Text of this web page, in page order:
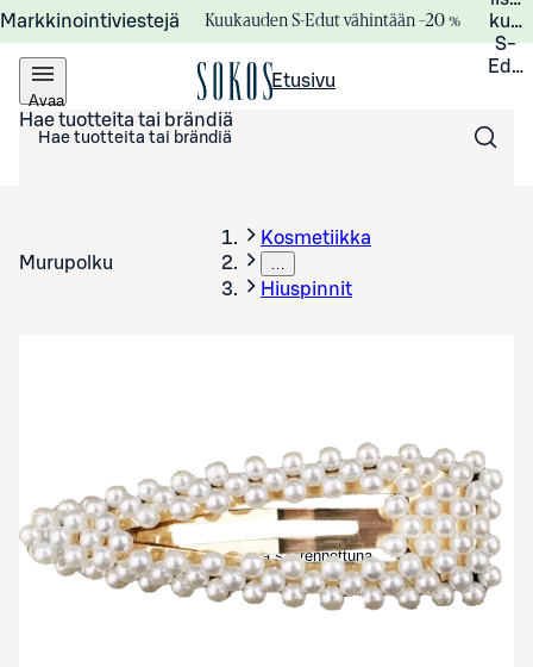
Markkinointiviestejä Kuukauden S-Edut vähintään –20 %
S-
Avaa
valikko
Etusivu
Hae tuotteita tai brändiä
Murupolku
Kosmetiikka
…
Hiuspinnit
Avaa tuotekuva suurennettuna